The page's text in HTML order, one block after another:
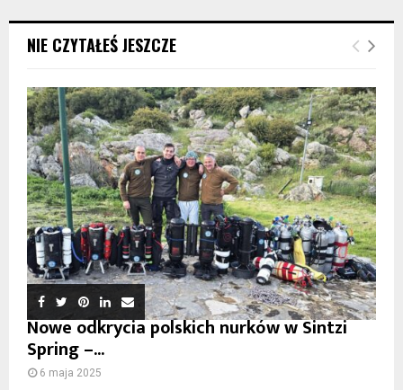
NIE CZYTAŁEŚ JESZCZE
Nowe odkrycia polskich nurków w Sintzi
Spring –...
6 maja 2025